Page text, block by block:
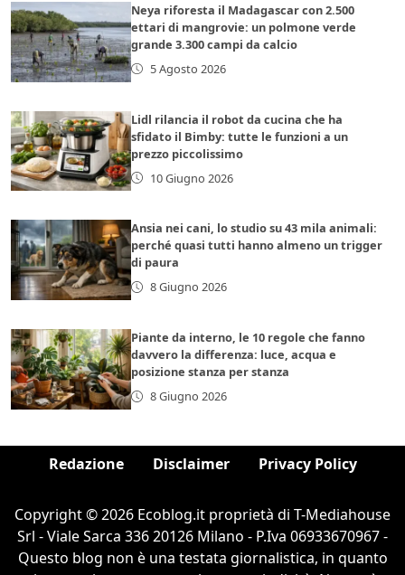
Neya riforesta il Madagascar con 2.500
ettari di mangrovie: un polmone verde
grande 3.300 campi da calcio
5 Agosto 2026
Lidl rilancia il robot da cucina che ha
sfidato il Bimby: tutte le funzioni a un
prezzo piccolissimo
10 Giugno 2026
Ansia nei cani, lo studio su 43 mila animali:
perché quasi tutti hanno almeno un trigger
di paura
8 Giugno 2026
Piante da interno, le 10 regole che fanno
davvero la differenza: luce, acqua e
posizione stanza per stanza
8 Giugno 2026
Redazione Disclaimer Privacy Policy
Copyright © 2026 Ecoblog.it proprietà di T-Mediahouse
Srl - Viale Sarca 336 20126 Milano - P.Iva 06933670967 -
Questo blog non è una testata giornalistica, in quanto